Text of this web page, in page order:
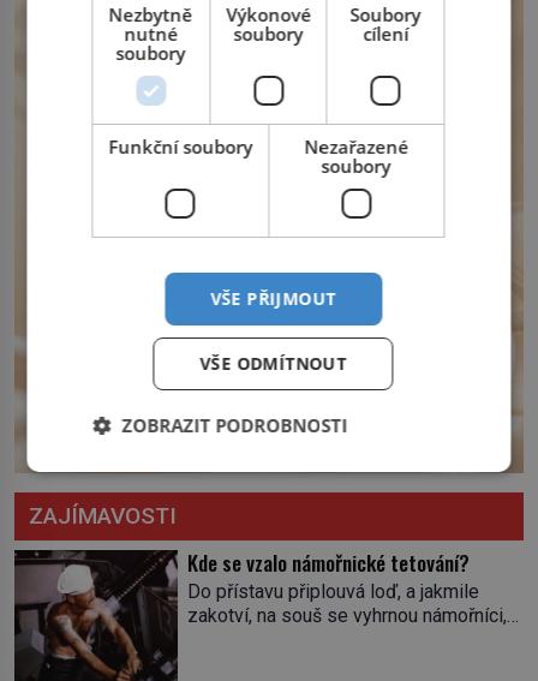
z východu se chce pečlivě připravit!
Český král Václav I. (1205–1253) přijme
opatření, která mají posílit obranu jeho
království. Zajistit hodlá především
severní hranici. Na […]
ZAJÍMAVOSTI
Kde se vzalo námořnické tetování?
Do přístavu připlouvá loď, a jakmile
zakotví, na souš se vyhrnou námořníci,
Nezbytně
nutné
soubory
Výkonové
soubory
Soubory
cílení
Funkční soubory
Nezařazené
soubory
VŠE PŘIJMOUT
VŠE ODMÍTNOUT
ZOBRAZIT PODROBNOSTI